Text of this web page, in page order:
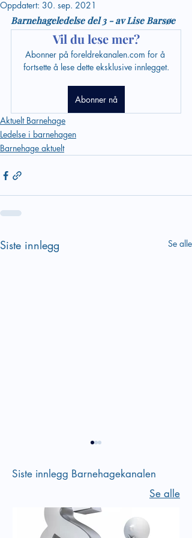
Oppdatert: 30. sep. 2021
Barnehageledelse del 3 - av Lise Barsøe
Vil du lese mer?
Abonner på foreldrekanalen.com for å
fortsette å lese dette eksklusive innlegget.
Abonner nå
Aktuelt Barnehage
Ledelse i barnehagen
Barnehage aktuelt
Siste innlegg Se alle
Siste innlegg Barnehagekanalen
Se alle